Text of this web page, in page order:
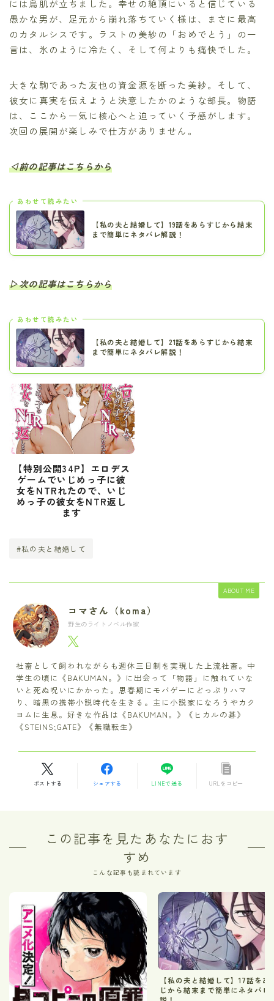
には鳥肌が立ちました。幸せの絶頂にいると信じている
愚かな男が、足元から崩れ落ちていく様は、まさに最高
のカタルシスです。ラストの美紗の「おめでとう」の一
言は、氷のように冷たく、そして何よりも痛快でした。
大きな駒であった友也の資金源を断った美紗。そして、
彼女に真実を伝えようと決意したかのような部長。物語
は、ここから一気に核心へと迫っていく予感がします。
次回の展開が楽しみで仕方がありません。
◁前の記事はこちらから
あわせて読みたい
【私の夫と結婚して】19話をあらすじから結末
まで簡単にネタバレ解説！
▷次の記事はこちらから
あわせて読みたい
【私の夫と結婚して】21話をあらすじから結末
まで簡単にネタバレ解説！
【特別公開34P】エロデス
ゲームでいじめっ子に彼
女をNTRれたので、いじ
めっ子の彼女をNTR返し
ます
#私の夫と結婚して
ABOUT ME
コマさん（koma）
野生のライトノベル作家
社畜として飼われながらも週休三日制を実現した上流社畜。中
学生の頃に《BAKUMAN。》に出会って「物語」に触れていな
いと死ぬ呪いにかかった。思春期にモバゲーにどっぷりハマ
り、暗黒の携帯小説時代を生きる。主に小説家になろうやカク
ヨムに生息。好きな作品は《BAKUMAN。》《ヒカルの碁》
《STEINS;GATE》《無職転生》
ポストする シェアする LINEで送る URLをコピー
この記事を見たあなたにおす
すめ
こんな記事も読まれています
【私の夫と結婚して】17話をあ
じから結末まで簡単にネタバレ